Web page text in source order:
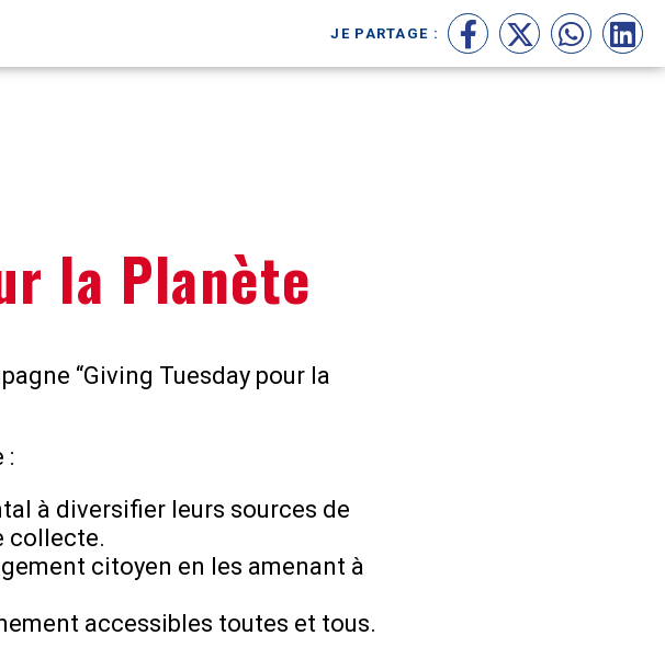
JE PARTAGE : Facebook
X WhatsApp
la Planète
“Giving Tuesday pour la
:
à diversifier leurs sources de
collecte.
citoyen en les amenant à
accessibles toutes et tous.